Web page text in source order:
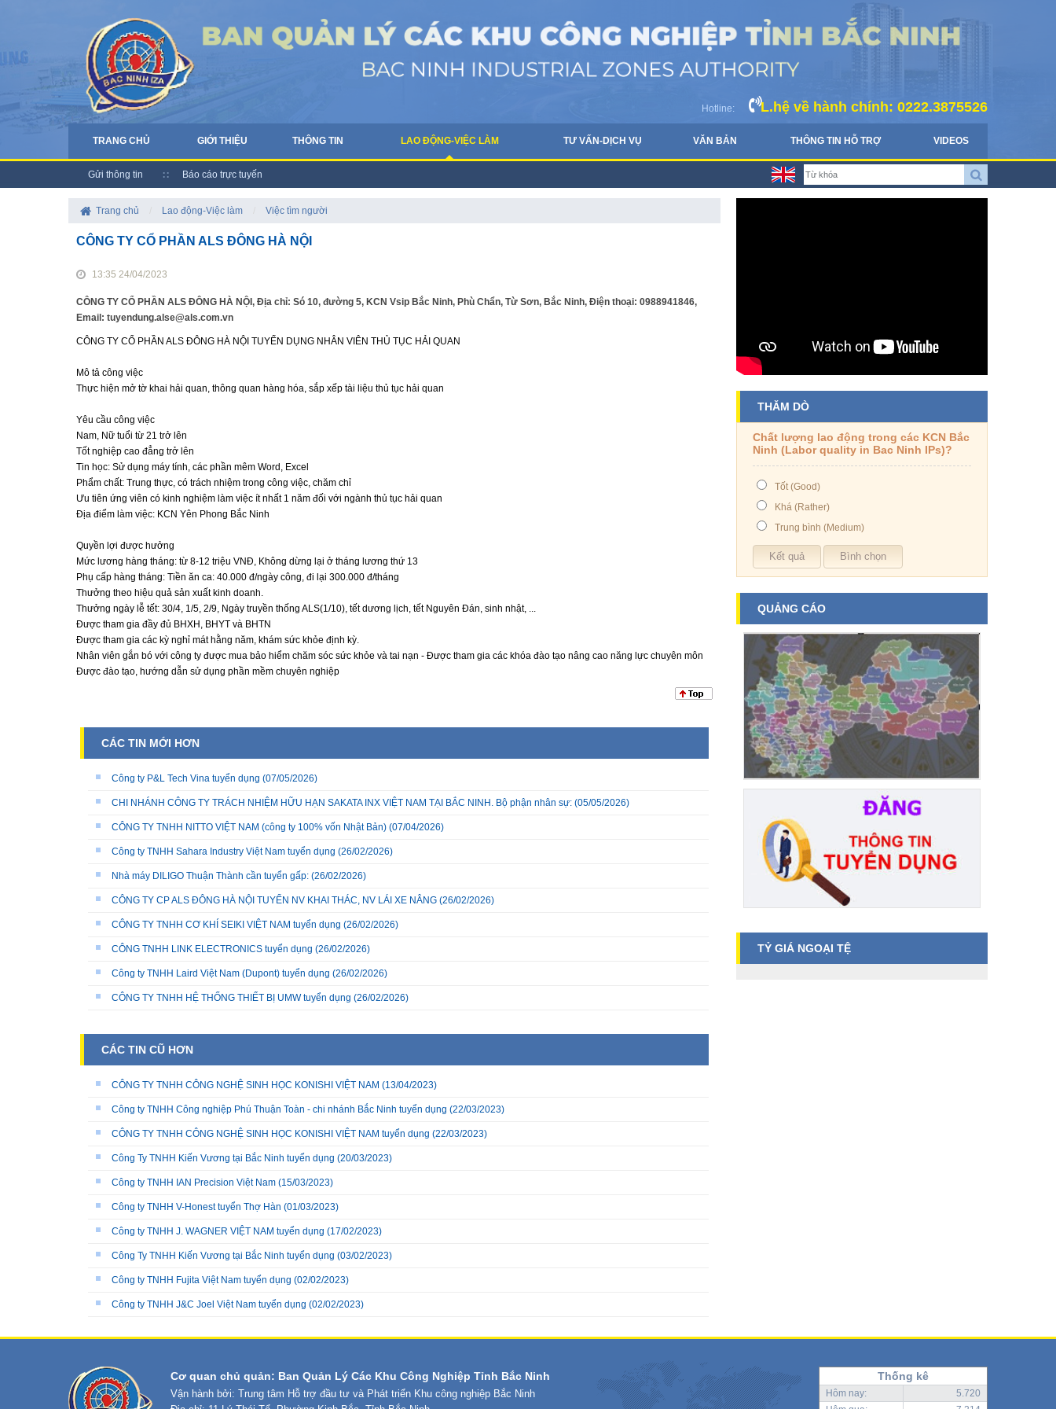
Hotline: L.hệ về hành chính: 0222.3875526
TRANG CHỦ GIỚI THIỆU THÔNG TIN LAO ĐỘNG-VIỆC LÀM TƯ VẤN-DỊCH VỤ VĂN BẢN THÔNG TIN HỖ TRỢ VIDEOS
Gửi thông tin Báo cáo trực tuyến
Trang chủ Lao động-Việc làm Việc tìm người
CÔNG TY CỔ PHẦN ALS ĐÔNG HÀ NỘI
13:35 24/04/2023
CÔNG TY CỔ PHẦN ALS ĐÔNG HÀ NỘI, Địa chỉ: Só 10, đường 5, KCN Vsip Bắc Ninh, Phù Chẩn, Từ Sơn, Bắc Ninh, Điện thoại: 0988941846,
Email: tuyendung.alse@als.com.vn
CÔNG TY CỔ PHẦN ALS ĐÔNG HÀ NỘI TUYỂN DỤNG NHÂN VIÊN THỦ TỤC HẢI QUAN
Mô tả công việc
Thực hiện mở tờ khai hải quan, thông quan hàng hóa, sắp xếp tài liệu thủ tục hải quan
Yêu cầu công việc
Nam, Nữ tuổi từ 21 trở lên
Tốt nghiệp cao đẳng trở lên
Tin học: Sử dụng máy tính, các phần mêm Word, Excel
Phẩm chất: Trung thực, có trách nhiệm trong công việc, chăm chỉ
Ưu tiên ứng viên có kinh nghiệm làm việc ít nhất 1 năm đối với ngành thủ tục hải quan
Địa điểm làm việc: KCN Yên Phong Bắc Ninh
Quyền lợi được hưởng
Mức lương hàng tháng: từ 8-12 triệu VNĐ, Không dừng lại ở tháng lương thứ 13
Phụ cấp hàng tháng: Tiền ăn ca: 40.000 đ/ngày công, đi lại 300.000 đ/tháng
Thưởng theo hiệu quả sản xuất kinh doanh.
Thưởng ngày lễ tết: 30/4, 1/5, 2/9, Ngày truyền thống ALS(1/10), tết dương lịch, tết Nguyên Đán, sinh nhật, ...
Được tham gia đầy đủ BHXH, BHYT và BHTN
Được tham gia các kỳ nghỉ mát hằng năm, khám sức khỏe định kỳ.
Nhân viên gắn bó với công ty được mua bảo hiểm chăm sóc sức khỏe và tai nạn - Được tham gia các khóa đào tạo nâng cao năng lực chuyên môn
Được đào tạo, hướng dẫn sử dụng phần mềm chuyên nghiệp
CÁC TIN MỚI HƠN
Công ty P&L Tech Vina tuyển dụng (07/05/2026)
CHI NHÁNH CÔNG TY TRÁCH NHIỆM HỮU HẠN SAKATA INX VIỆT NAM TẠI BẮC NINH. Bộ phận nhân sự: (05/05/2026)
CÔNG TY TNHH NITTO VIỆT NAM (công ty 100% vốn Nhật Bản) (07/04/2026)
Công ty TNHH Sahara Industry Việt Nam tuyển dụng (26/02/2026)
Nhà máy DILIGO Thuận Thành cần tuyển gấp: (26/02/2026)
CÔNG TY CP ALS ĐÔNG HÀ NỘI TUYỂN NV KHAI THÁC, NV LÁI XE NÂNG (26/02/2026)
CÔNG TY TNHH CƠ KHÍ SEIKI VIỆT NAM tuyển dụng (26/02/2026)
CÔNG TNHH LINK ELECTRONICS tuyển dụng (26/02/2026)
Công ty TNHH Laird Việt Nam (Dupont) tuyển dụng (26/02/2026)
CÔNG TY TNHH HỆ THỐNG THIẾT BỊ UMW tuyển dụng (26/02/2026)
CÁC TIN CŨ HƠN
CÔNG TY TNHH CÔNG NGHỆ SINH HỌC KONISHI VIỆT NAM (13/04/2023)
Công ty TNHH Công nghiệp Phú Thuận Toàn - chi nhánh Bắc Ninh tuyển dụng (22/03/2023)
CÔNG TY TNHH CÔNG NGHỆ SINH HỌC KONISHI VIỆT NAM tuyển dụng (22/03/2023)
Công Ty TNHH Kiến Vương tại Bắc Ninh tuyển dụng (20/03/2023)
Công ty TNHH IAN Precision Việt Nam (15/03/2023)
Công ty TNHH V-Honest tuyển Thợ Hàn (01/03/2023)
Công ty TNHH J. WAGNER VIỆT NAM tuyển dụng (17/02/2023)
Công Ty TNHH Kiến Vương tại Bắc Ninh tuyển dụng (03/02/2023)
Công ty TNHH Fujita Việt Nam tuyển dụng (02/02/2023)
Công ty TNHH J&C Joel Việt Nam tuyển dụng (02/02/2023)
THĂM DÒ
Chất lượng lao động trong các KCN Bắc
Ninh (Labor quality in Bac Ninh IPs)?
Tốt (Good)
Khá (Rather)
Trung bình (Medium)
QUẢNG CÁO
TỶ GIÁ NGOẠI TỆ
Thống kê
Hôm nay:
5.720
Cơ quan chủ quản: Ban Quản Lý Các Khu Công Nghiệp Tỉnh Bắc Ninh
Vận hành bởi: Trung tâm Hỗ trợ đầu tư và Phát triển Khu công nghiệp Bắc Ninh